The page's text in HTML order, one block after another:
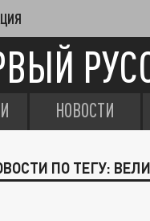
НОВОСТИ
ПО ТЕГУ: